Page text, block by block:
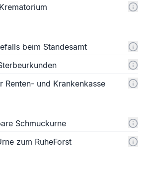
beim Standesamt
Renten- und Krankenkasse
Schmuckurne
zum RuheForst